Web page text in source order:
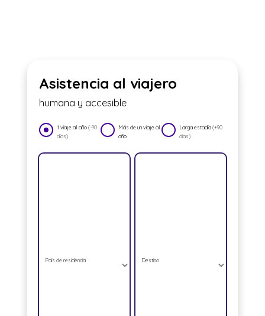
Asistencia al viajero
humana y accesible
1 viaje al año(-90
días)
Más de un viaje al
año
Larga estadía(+90
días)
País de residencia Destino